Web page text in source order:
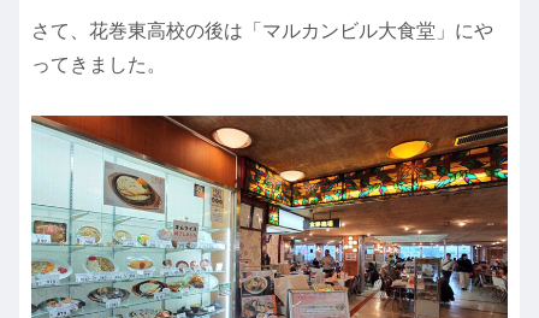
さて、花巻東高校の後は「マルカンビル大食堂」にや
ってきました。